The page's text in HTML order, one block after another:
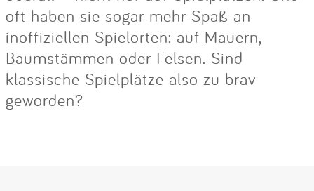
oft haben sie sogar mehr Spaß an
inoffiziellen Spielorten: auf Mauern,
Baumstämmen oder Felsen. Sind
klassische Spielplätze also zu brav
geworden?